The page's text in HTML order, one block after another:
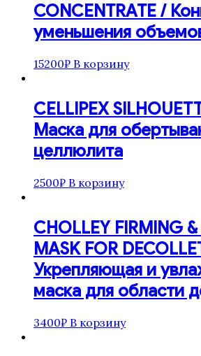
CONCENTRATE /
уменьшения
15200₽ В корзину
CELLIPEX
Маска для
целлюлита
2500₽ В корзину
CHOLLEY FIRMING
MASK FOR
Укрепляющая и
маска для области
3400₽ В корзину